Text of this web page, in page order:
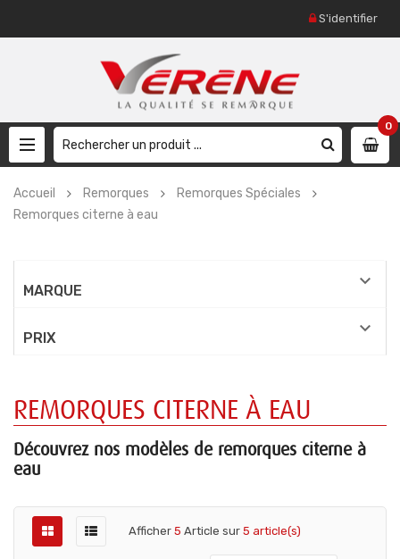
S'identifier
0
Accueil Remorques
Remorques Spéciales
Remorques citerne à eau
MARQUE 
PRIX 
REMORQUES CITERNE À EAU
Découvrez nos modèles de remorques citerne à
eau
Afficher 5 Article sur 5 article(s)